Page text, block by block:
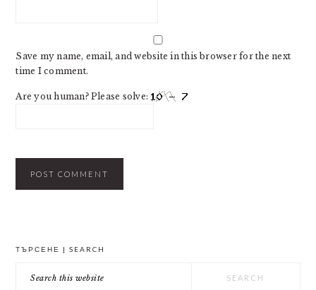
Save my name, email, and website in this browser for the next
time I comment.
Are you human? Please solve:
ТЪРСЕНЕ | SEARCH
this